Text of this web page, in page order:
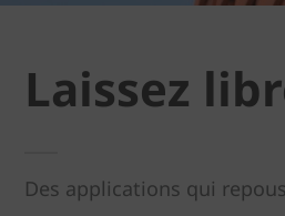
Laissez
Des applications qui